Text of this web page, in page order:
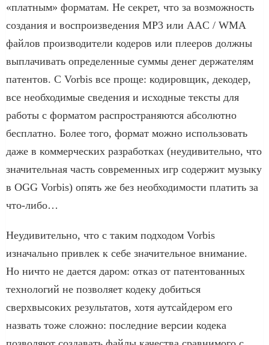
«платным» форматам. Не секрет, что за возможность
создания и воспроизведения MP3 или AAC / WMA
файлов производители кодеров или плееров должны
выплачивать определенные суммы денег держателям
патентов. С Vorbis все проще: кодировщик, декодер,
все необходимые сведения и исходные тексты для
работы с форматом распространяются абсолютно
бесплатно. Более того, формат можно использовать
даже в коммерческих разработках (неудивительно, что
значительная часть современных игр содержит музыку
в OGG Vorbis) опять же без необходимости платить за
что-либо…
Неудивительно, что с таким подходом Vorbis
изначально привлек к себе значительное внимание.
Но ничто не дается даром: отказ от патентованных
технологий не позволяет кодеку добиться
сверхвысоких результатов, хотя аутсайдером его
назвать тоже сложно: последние версии кодека